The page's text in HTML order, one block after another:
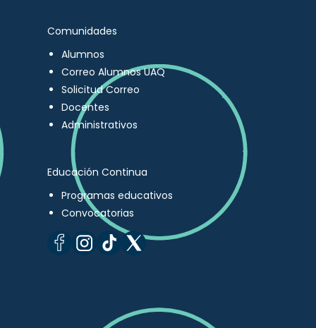
Comunidades
Alumnos
Correo Alumnos UAQ
Solicitud Correo
Docentes
Administrativos
Educación Continua
Programas educativos
Convocatorias